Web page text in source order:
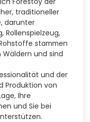
traditioneller
darunter
Rollenspielzeug,
stammen
und sind
und der
Produktion von
Ihre
und Sie bei